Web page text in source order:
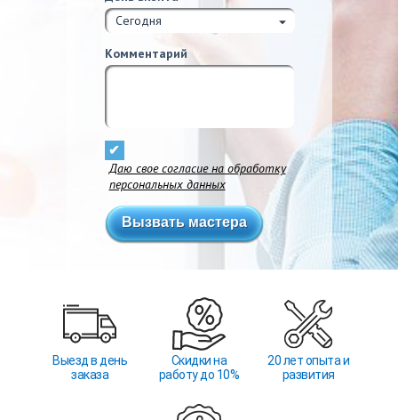
Сегодня
Комментарий
Даю свое согласие на обработку
персональных данных
Выезд в день
заказа
Скидки на
работу до 10%
20 лет опыта и
развития